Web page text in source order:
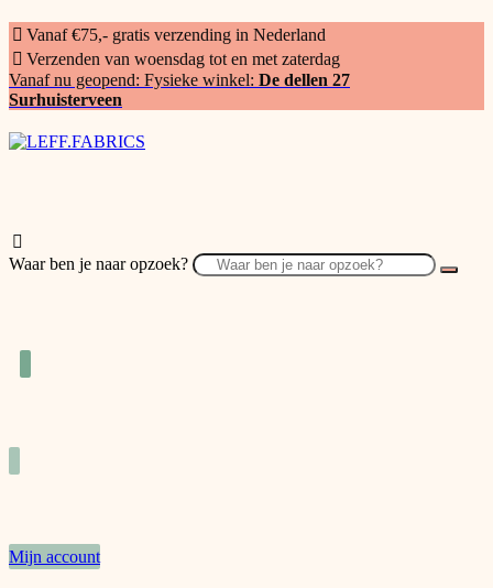
Vanaf €75,- gratis verzending in Nederland
Verzenden van woensdag tot en met zaterdag
Vanaf nu geopend: Fysieke winkel: De dellen 27
Surhuisterveen
Waar ben je naar opzoek?
Mijn account